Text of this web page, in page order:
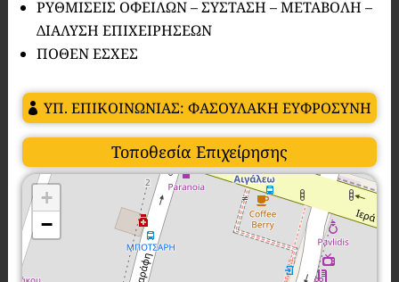
ΡΥΘΜΙΣΕΙΣ ΟΦΕΙΛΩΝ – ΣΥΣΤΑΣΗ – ΜΕΤΑΒΟΛΗ –
ΔΙΑΛΥΣΗ ΕΠΙΧΕΙΡΗΣΕΩΝ
ΠΟΘΕΝ ΕΣΧΕΣ
ΥΠ. ΕΠΙΚΟΙΝΩΝΙΑΣ: ΦΑΣΟΥΛΑΚΗ ΕΥΦΡΟΣΥΝΗ
Τοποθεσία Επιχείρησης
+
−